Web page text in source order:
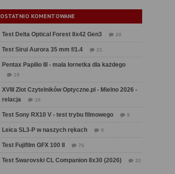
OSTATNIO KOMENTOWANE
Test Delta Optical Forest 8x42 Gen3 20
Test Sirui Aurora 35 mm f/1.4 21
Pentax Papilio III - mała lornetka dla każdego
19
XVIII Zlot Czytelników Optyczne.pl - Mielno 2026 -
relacja
10
Test Sony RX10 V - test trybu filmowego 9
Leica SL3-P w naszych rękach 9
Test Fujifilm GFX 100 II 76
Test Swarovski CL Companion 8x30 (2026) 22